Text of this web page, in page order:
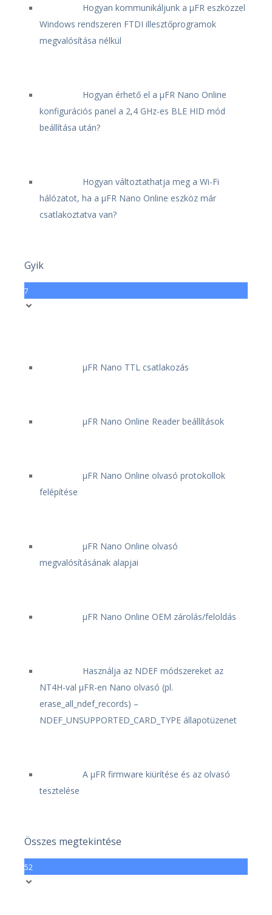
Hogyan kommunikáljunk a μFR eszközzel
Windows rendszeren FTDI illesztőprogramok
megvalósítása nélkül
Hogyan érhető el a μFR Nano Online
konfigurációs panel a 2,4 GHz-es BLE HID mód
beállítása után?
Hogyan változtathatja meg a Wi-Fi
hálózatot, ha a μFR Nano Online eszköz már
csatlakoztatva van?
Gyik
7
μFR Nano TTL csatlakozás
μFR Nano Online Reader beállítások
μFR Nano Online olvasó protokollok
felépítése
μFR Nano Online olvasó
megvalósításának alapjai
μFR Nano Online OEM zárolás/feloldás
Használja az NDEF módszereket az
NT4H-val μFR-en Nano olvasó (pl.
erase_all_ndef_records) –
NDEF_UNSUPPORTED_CARD_TYPE állapotüzenet
A μFR firmware kiürítése és az olvasó
tesztelése
Összes megtekintése
52